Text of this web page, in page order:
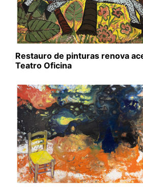
Restauro de pinturas renova
Teatro Oficina